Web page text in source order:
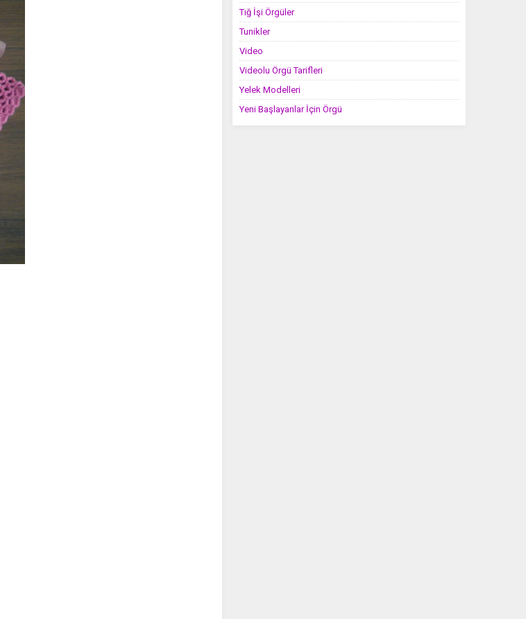
Tığ İşi Örgüler
Tunikler
Video
Videolu Örgü Tarifleri
Yelek Modelleri
Yeni Başlayanlar İçin Örgü